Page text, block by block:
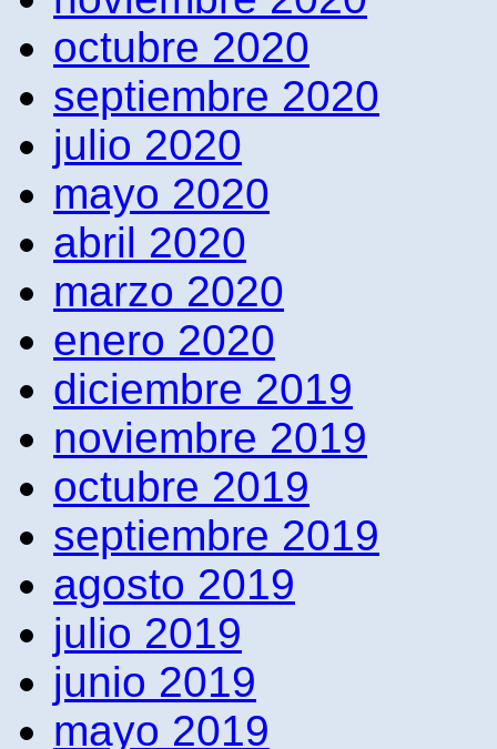
octubre 2020
septiembre 2020
julio 2020
mayo 2020
abril 2020
marzo 2020
enero 2020
diciembre 2019
noviembre 2019
octubre 2019
septiembre 2019
agosto 2019
julio 2019
junio 2019
mayo 2019